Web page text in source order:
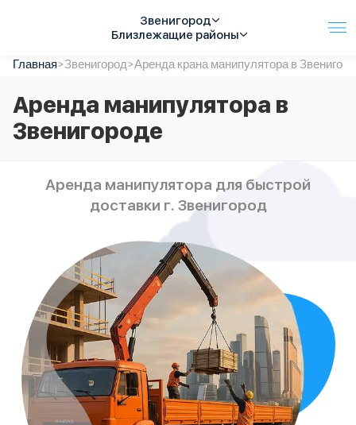
Звенигород
Близлежащие районы
Услуги
Автопарк
Тарифы
Акции
Контакты
Спецтехника
Главная>Звенигород>Аренда крана манипулятора в
Аренда манипулятора в
Звенигороде
Аренда манипулятора для быстрой
доставки г. Звенигород